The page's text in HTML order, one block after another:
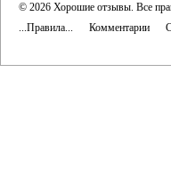
© 2026 Хорошие отзывы. Все
...Правила...
Комментарии